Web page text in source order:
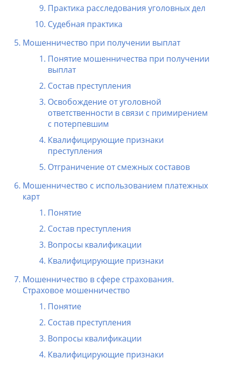
Практика расследования уголовных дел
Судебная практика
Мошенничество при получении выплат
Понятие мошенничества при получении
выплат
Состав преступления
Освобождение от уголовной
ответственности в связи с примирением
с потерпевшим
Квалифицирующие признаки
преступления
Отграничение от смежных составов
Мошенничество с использованием платежных
карт
Понятие
Состав преступления
Вопросы квалификации
Квалифицирующие признаки
Мошенничество в сфере страхования.
Страховое мошенничество
Понятие
Состав преступления
Вопросы квалификации
Квалифицирующие признаки